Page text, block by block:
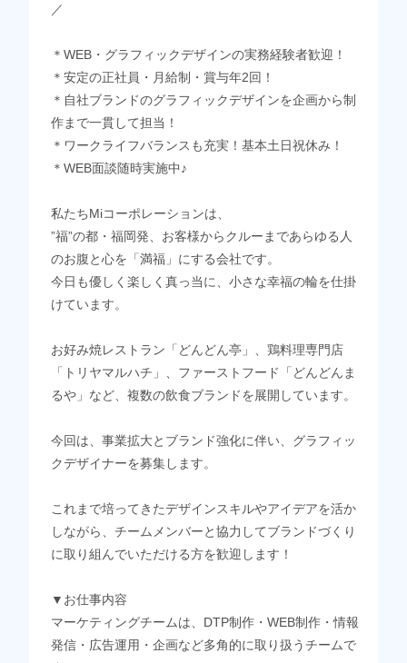
／
＊WEB・グラフィックデザインの実務経験者歓迎！
＊安定の正社員・月給制・賞与年2回！
＊自社ブランドのグラフィックデザインを企画から制
作まで一貫して担当！
＊ワークライフバランスも充実！基本土日祝休み！
＊WEB面談随時実施中♪
私たちMiコーポレーションは、
”福”の都・福岡発、お客様からクルーまであらゆる人
のお腹と心を「満福」にする会社です。
今日も優しく楽しく真っ当に、小さな幸福の輪を仕掛
けています。
お好み焼レストラン「どんどん亭」、鶏料理専門店
「トリヤマルハチ」、ファーストフード「どんどんま
るや」など、複数の飲食ブランドを展開しています。
今回は、事業拡大とブランド強化に伴い、グラフィッ
クデザイナーを募集します。
これまで培ってきたデザインスキルやアイデアを活か
しながら、チームメンバーと協力してブランドづくり
に取り組んでいただける方を歓迎します！
▼お仕事内容
マーケティングチームは、DTP制作・WEB制作・情報
発信・広告運用・企画など多角的に取り扱うチームで